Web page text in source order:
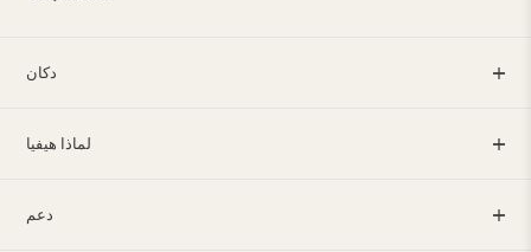
دكان
لماذا هيفيا
دعم